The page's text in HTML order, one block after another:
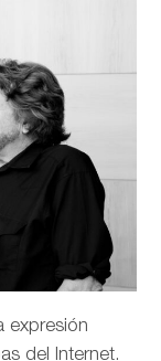
expresión
del Internet.